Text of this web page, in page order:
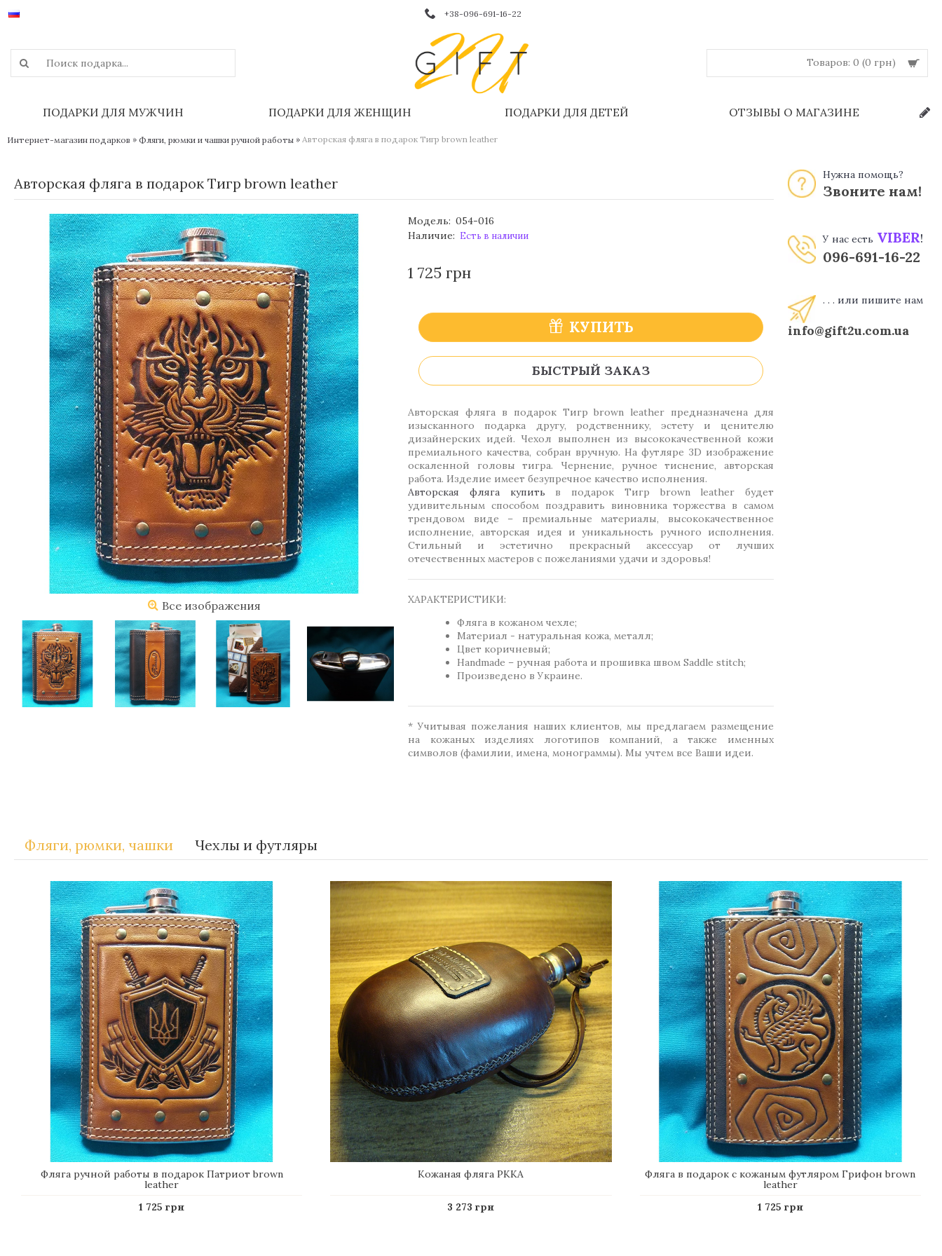
+38-096-691-16-22
Товаров: 0 (0 грн)
ПОДАРКИ ДЛЯ МУЖЧИН ПОДАРКИ ДЛЯ ЖЕНЩИН ПОДАРКИ ДЛЯ ДЕТЕЙ ОТЗЫВЫ О МАГАЗИНЕ
Интернет-магазин подарков » Фляги, рюмки и чашки ручной работы » Авторская фляга в подарок Тигр brown leather
Нужна помощь?
Звоните нам!
У нас есть VIBER!
096-691-16-22
. . . или пишите нам
info@gift2u.com.ua
Авторская фляга в подарок Тигр brown leather
Все изображения
Модель: 054-016
Наличие: Есть в наличии
1 725 грн
КУПИТЬ
БЫСТРЫЙ ЗАКАЗ
Авторская фляга в подарок Тигр brown leather предназначена для
изысканного подарка другу, родственнику, эстету и ценителю
дизайнерских идей. Чехол выполнен из высококачественной кожи
премиального качества, собран вручную. На футляре 3D изображение
оскаленной головы тигра. Чернение, ручное тиснение, авторская
работа. Изделие имеет безупречное качество исполнения.
Авторская фляга купить в подарок Тигр brown leather будет
удивительным способом поздравить виновника торжества в самом
трендовом виде – премиальные материалы, высококачественное
исполнение, авторская идея и уникальность ручного исполнения.
Стильный и эстетично прекрасный аксессуар от лучших
отечественных мастеров с пожеланиями удачи и здоровья!
ХАРАКТЕРИСТИКИ:
Фляга в кожаном чехле;
Материал - натуральная кожа, металл;
Цвет коричневый;
Handmade – ручная работа и прошивка швом Saddle stitch;
Произведено в Украине.
* Учитывая пожелания наших клиентов, мы предлагаем размещение
на кожаных изделиях логотипов компаний, а также именных
символов (фамилии, имена, монограммы). Мы учтем все Ваши идеи.
Фляги, рюмки, чашки Чехлы и футляры
Фляга ручной работы в подарок Патриот brown
leather
1 725 грн
Кожаная фляга РККА
3 273 грн
Фляга в подарок с кожаным футляром Грифон brown
leather
1 725 грн